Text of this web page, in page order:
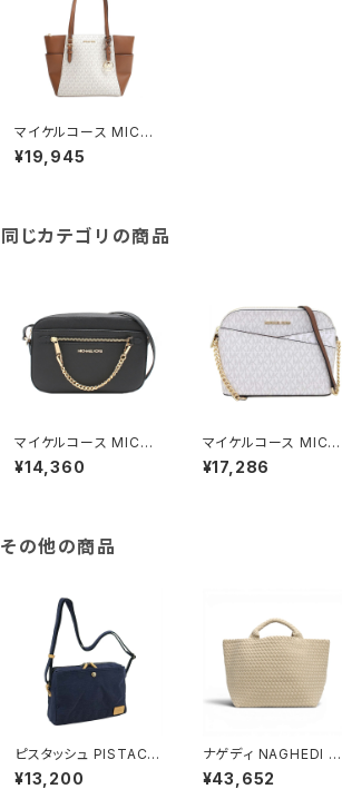
マイケルコース MICHA
EL KORS CHARLOT
TE LG TZ TOTE トー
¥19,945
同じカテゴリの商品
マイケルコース MICHA
EL KORS ショルダーバ
ッグ 35S1GTTC7L-B
ド
¥14,360
マイケルコース MICHA
EL KORS ショルダーバ
ッグ 35F1GTVC6B-V
¥17,286
その他の商品
ピスタッシュ PISTACH
E KONBU ミニショルダ
ーバッグ 撥水 軽量 A5
¥13,200
ナゲディ NAGHEDI St.
Barths Medium Tot
e セント・バーツ ミディ
¥43,652